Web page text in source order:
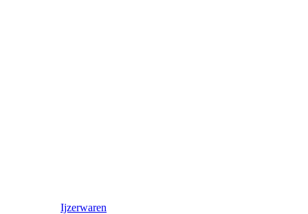
Ijzerwaren